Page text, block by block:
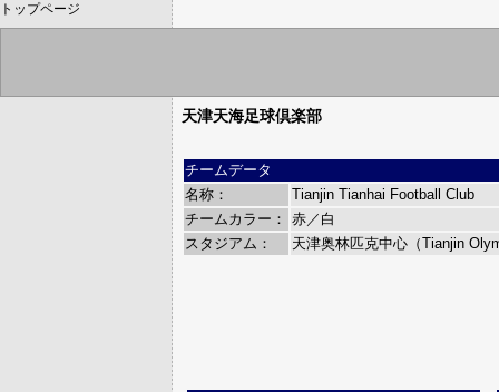
トップページ
天津天海足球倶楽部
チームデータ
名称：
Tianjin Tianhai Football Club
チームカラー：
赤／白
スタジアム：
天津奥林匹克中心（Tianjin